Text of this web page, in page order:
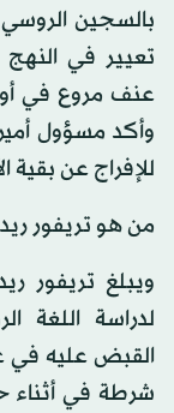
بالسجين الروسي
تعيير في
عنف مروع في
وأكد مسؤول
للإفراج عن
من هو تريفور ريد
ويبلغ تريفور
لدراسة اللغة
شرطة في أثناء